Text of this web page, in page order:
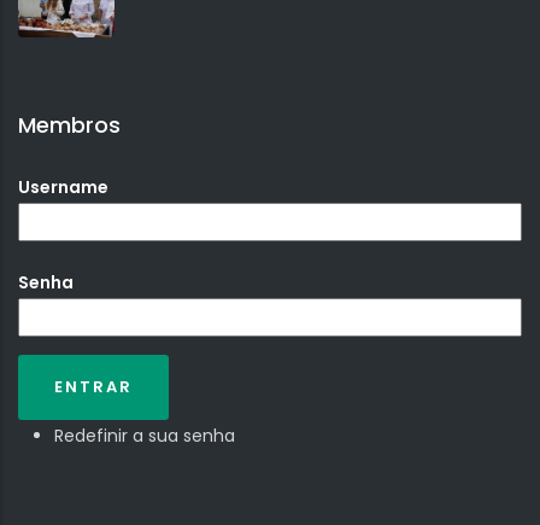
Membros
Username
Senha
Redefinir a sua senha